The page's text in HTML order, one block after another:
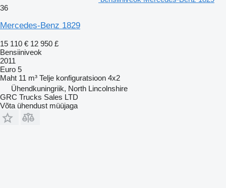
36
Mercedes-Benz 1829
15 110 € 12 950 £
Bensiiniveok
2011
Euro 5
Maht 11 m³ Telje konfiguratsioon 4x2
Ühendkuningriik, North Lincolnshire
GRC Trucks Sales LTD
Võta ühendust müüjaga